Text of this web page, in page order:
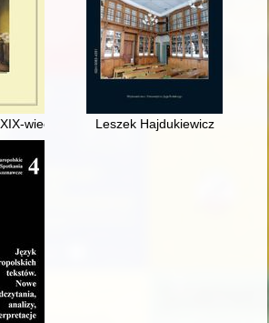
wiecznego psychologaLeszek Hajdukiewicz